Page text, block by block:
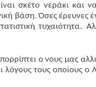
σκέτο νεράκι και
βάση. Όσες έρευνες
τυχαιότητα.
ο νους μας
λόγους τους οποίους ο